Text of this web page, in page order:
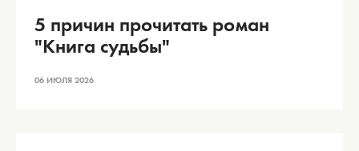
5 причин прочитать роман
"Книга судьбы"
06 ИЮЛЯ 2026